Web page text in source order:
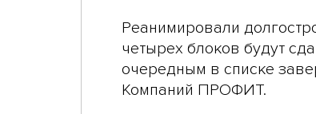
Реанимировали
четырех блоков будут
очередным в списке
Компаний ПРОФИТ.